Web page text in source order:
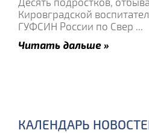
Кировградской
ГУФСИН России по Свер ...
Читать дальше »
КАЛЕНДАРЬ